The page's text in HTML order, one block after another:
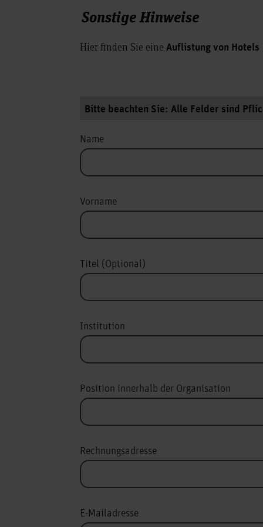
Sonstige Hinweise
Hier finden Sie eine Auflistung von Hotels
Bitte beachten Sie: Alle Felder sind
Name
Vorname
Titel (Optional)
Institution
Position innerhalb der Organisation
Rechnungsadresse
E-Mailadresse